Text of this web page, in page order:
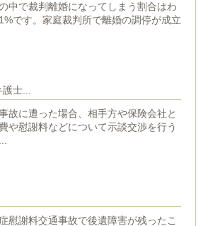
中で裁判離婚になってしまう割合はわ
です。家庭裁判所で離婚の調停が成立
護士...
故に遭った場合、相手方や保険会社と
や慰謝料などについて示談交渉を行う
慰謝料交通事故で後遺障害が残ったこ